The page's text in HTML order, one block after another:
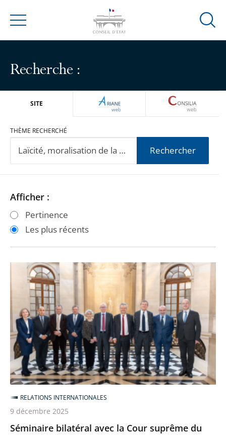
Menu
Ouvrir
Recherche :
SITE ARIANEWEB
THÈME RECHERCHÉ
Rechercher
Passer
les
filtres
après
Passer
les
filtres
avant
Afficher :
Pertinence
Les plus récents
Séminaire
bilatéral
Cour
suprême
du
Royaume-
Uni
Séminaire bilatéral avec la Cour suprême du
RELATIONS INTERNATIONALES
9 décembre 2025